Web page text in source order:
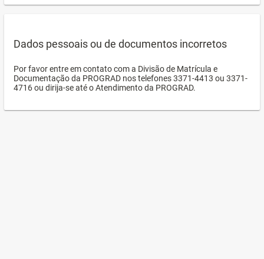
Dados pessoais ou de documentos incorretos
Por favor entre em contato com a Divisão de Matrícula e
Documentação da PROGRAD nos telefones 3371-4413 ou 3371-
4716 ou dirija-se até o Atendimento da PROGRAD.